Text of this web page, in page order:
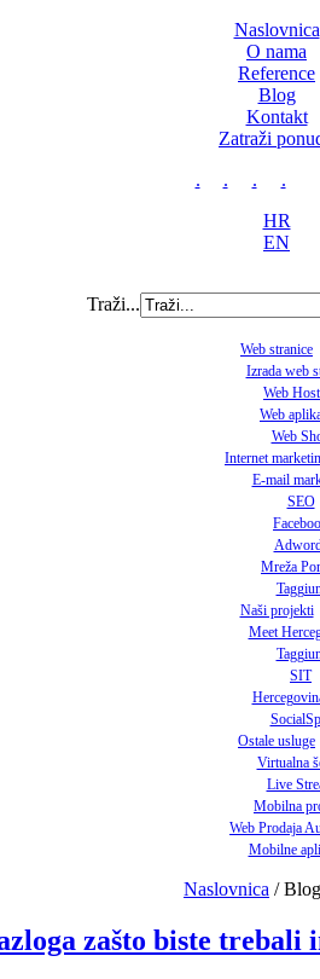
Naslovnica
O nama
Reference
Blog
Kontakt
Zatraži
.
. .
.
HR
EN
Traži...
Web stranice
Izrada web
Web
Web
Web
Internet
E-mail
SEO
Mreža
Naši projekti
Meet
SIT
Ostale usluge
Virtualna
Live
Mobilna
Web Prodaja
Mobilne
Naslovnica /Blog
zašto biste trebali